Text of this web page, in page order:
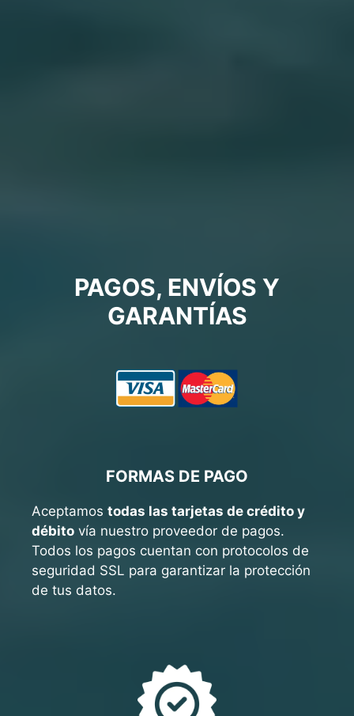
PAGOS, ENVÍOS Y
GARANTÍAS
FORMAS DE PAGO
Aceptamos todas las tarjetas de crédito y
débito vía nuestro proveedor de pagos.
Todos los pagos cuentan con protocolos de
seguridad SSL para garantizar la protección
de tus datos.